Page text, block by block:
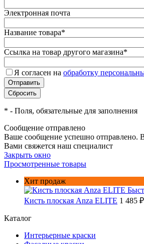
Электронная почта
Название товара*
Ссылка на товар другого магазина*
Я согласен на обработку
* - Поля, обязательные для заполнения
Сообщение отправлено
Ваше сообщение успешно отправлено.
Вами свяжется наш специалист
Закрыть окно
Просмотренные товары
Хит продаж
Кисть плоская Anza ELITE 1 485 ₽
Каталог
Интерьерные краски